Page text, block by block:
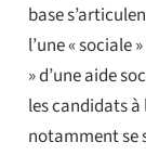
base
l’une « sociale
» d’une aide
les candidats à
notamment se